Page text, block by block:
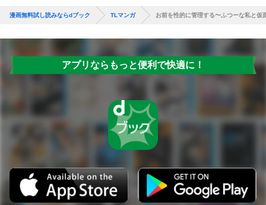
漫画無料試し読みならdブック TLマンガ お前を性的に管理する〜ふつーな私と仮
アプリならもっと便利で快適に！